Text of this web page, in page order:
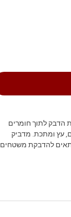
הדבק לתוך חומרים
עץ ומתכת. מדביק
מתאים להדבקת משטחים